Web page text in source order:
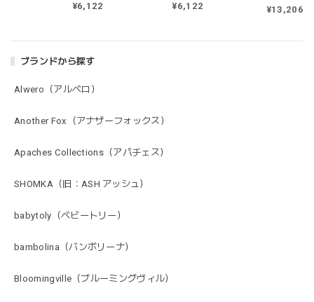
ブランドから探す
Alwero（アルベロ）
Another Fox（アナザーフォックス）
Apaches Collections（アパチェス）
SHOMKA（旧：ASH アッシュ）
babytoly（ベビートリー）
bambolina（バンボリーナ）
Bloomingville（ブルーミングヴィル）
¥6,122
¥6,122
上下セット販売）¥13,206